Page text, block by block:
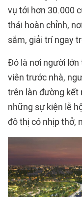
vụ tới hơn 30.000
thái hoàn chỉnh,
sắm, giải trí ngay
Đó là nơi người
viên trước nhà,
trên làn đường kết
những sự kiện lễ
đô thị có nhịp thở,